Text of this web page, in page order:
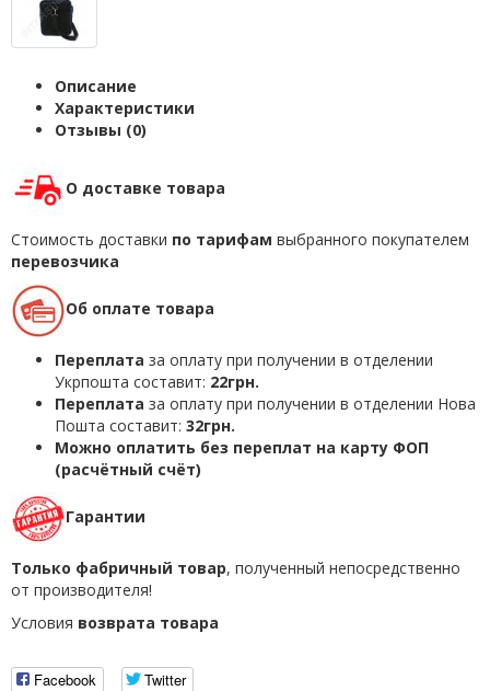
Описание
Характеристики
Отзывы (0)
О доставке товара
Стоимость доставки по тарифам выбранного покупателем
перевозчика
Об оплате товара
Переплата за оплату при получении в отделении
Укрпошта составит: 22грн.
Переплата за оплату при получении в отделении Нова
Пошта составит: 32грн.
Можно оплатить без переплат на карту ФОП
(расчётный счёт)
Гарантии
Только фабричный товар, полученный непосредственно
от производителя!
Условия возврата товара
Facebook
Twitter